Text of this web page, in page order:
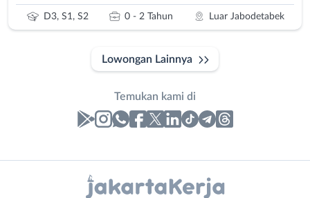
D3, S1, S2 0 - 2 Tahun Luar Jabodetabek
Lowongan Lainnya
Temukan kami di